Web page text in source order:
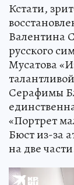
Кстати,
Валентина
русского
Мусатова
Серафимы
«Портрет
Бюст из-за
на две